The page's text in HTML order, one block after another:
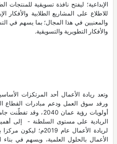
الإبداعية؛ ليفتح نافذة تسويقية للمنتجات
للاطلاع على المشاريع الطلابية والأفكار
والمعنيين في هذا المجال؛ بما يسهم في
والأفكار التطويرية والتسويقية.
وتعد ريادة الأعمال أحد المرتكزات
ورفد سوق العمل ودعم مبادرات القطاع
أولويات رؤية عمان
الريادية على مستوى السلطنة - إلى أهمية
لريادة الأعمال عام
الأعمال بالحلول العلمية، ويسهم في